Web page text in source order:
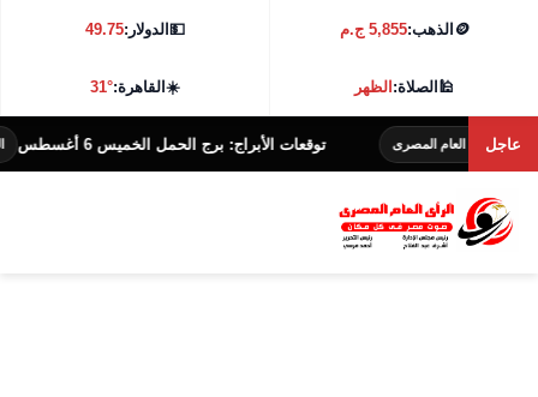
🪙 الذهب:5,855 ج.م 💵الدولار:49.75
🕌الصلاة:الظهر ☀️القاهرة:31°
عاجل
المصرى توقعات الأبراج: برج الحمل الخميس 6 أغسطس الرأى العام